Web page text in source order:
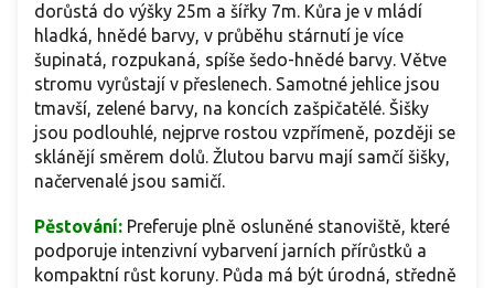
dorůstá do výšky 25m a šířky 7m. Kůra je v mládí
hladká, hnědé barvy, v průběhu stárnutí je více
šupinatá, rozpukaná, spíše šedo-hnědé barvy. Větve
stromu vyrůstají v přeslenech. Samotné jehlice jsou
tmavší, zelené barvy, na koncích zašpičatělé. Šišky
jsou podlouhlé, nejprve rostou vzpřímeně, později se
sklánějí směrem dolů. Žlutou barvu mají samčí šišky,
načervenalé jsou samičí.
Pěstování: Preferuje plně osluněné stanoviště, které
podporuje intenzivní vybarvení jarních přírůstků a
kompaktní růst koruny. Půda má být úrodná, středně